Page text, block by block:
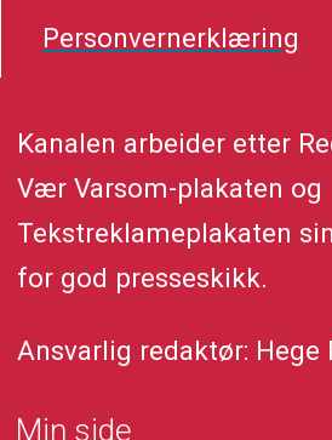
Personvernerklæring
Kanalen arbeider etter
Vær Varsom-plakaten og
Tekstreklameplakaten
for god presseskikk.
Ansvarlig redaktør: Hege
Min side